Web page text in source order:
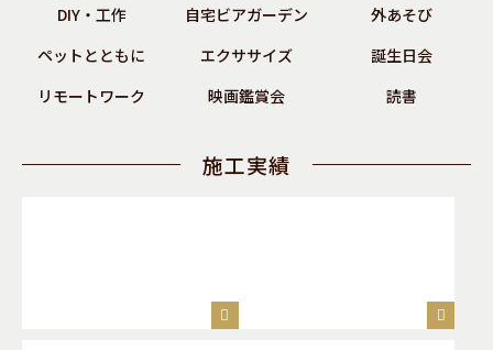
DIY・工作
自宅ビアガーデン
外あそび
ペットとともに
エクササイズ
誕生日会
リモートワーク
映画鑑賞会 読書
施工実績